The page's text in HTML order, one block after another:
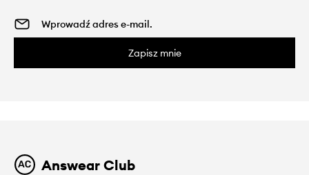
Zapisz mnie
Answear Club